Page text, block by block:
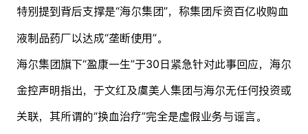
特别提到背后支撑是“海尔集团”，称集团斥资百亿收购血
液制品药厂以达成“垄断使用”。
海尔集团旗下“盈康一生”于30日紧急针对此事回应，海尔
金控声明指出，于文红及虞美人集团与海尔无任何投资或
关联，其所谓的“换血治疗”完全是虚假业务与谣言。